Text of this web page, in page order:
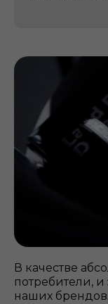
В качестве
потребители,
наших брендов.